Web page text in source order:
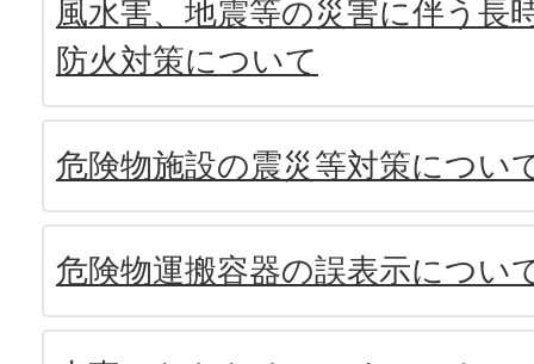
風水害、地震等の災害に伴う長
防火対策について
危険物施設の震災等対策につい
危険物運搬容器の誤表示につい